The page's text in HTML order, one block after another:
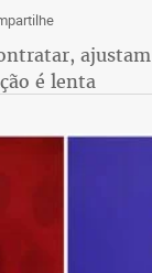
é lenta